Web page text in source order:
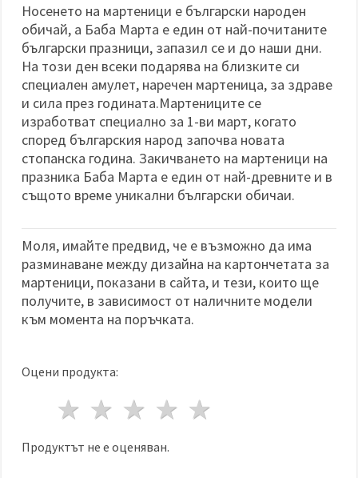
Носенето на мартеници е български народен
обичай, а Баба Марта е един от най-почитаните
български празници, запазил се и до наши дни.
На този ден всеки подарява на близките си
специален амулет, наречен мартеница, за здраве
и сила през годината.Мартениците се
изработват специално за 1-ви март, когато
според българския народ започва новата
стопанска година. Закичването на мартеници на
празника Баба Марта е един от най-древните и в
същото време уникални български обичаи.
Моля, имайте предвид, че е възможно да има
разминаване между дизайна на картончетата за
мартеници, показани в сайта, и тези, които ще
получите, в зависимост от наличните модели
към момента на поръчката.
Оцени продукта:
4 звезди
3 звезди
2 звезди
1 звезда
Продуктът не е оценяван.